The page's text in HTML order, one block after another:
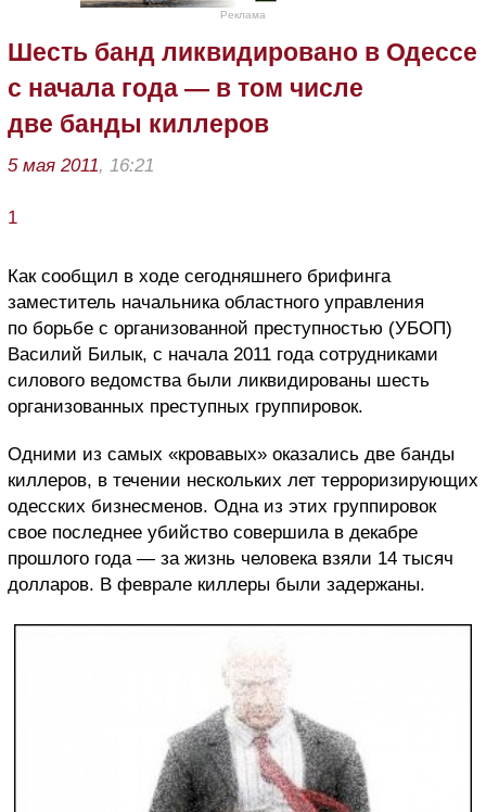
Реклама
Шесть банд ликвидировано в Одессе
с начала года — в том числе
две банды киллеров
5 мая 2011, 16:21
1
Как сообщил в ходе сегодняшнего брифинга
заместитель начальника областного управления
по борьбе с организованной преступностью (УБОП)
Василий Билык, с начала 2011 года сотрудниками
силового ведомства были ликвидированы шесть
организованных преступных группировок.
Одними из самых «кровавых» оказались две банды
киллеров, в течении нескольких лет терроризирующих
одесских бизнесменов. Одна из этих группировок
свое последнее убийство совершила в декабре
прошлого года — за жизнь человека взяли 14 тысяч
долларов. В феврале киллеры были задержаны.